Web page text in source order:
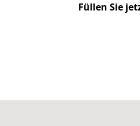
Füllen Sie